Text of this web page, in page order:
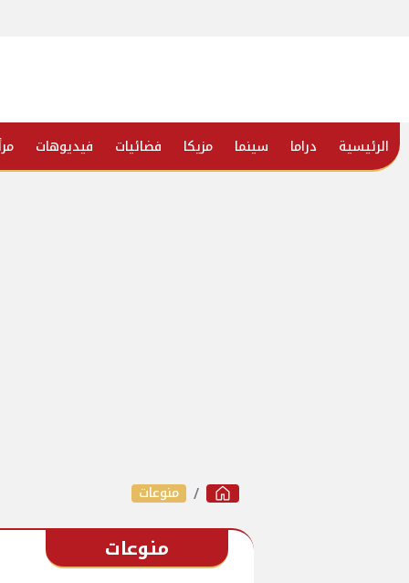
الرئيسية دراما سينما مزيكا فضائيات فيديوهات
منوعات
منوعات